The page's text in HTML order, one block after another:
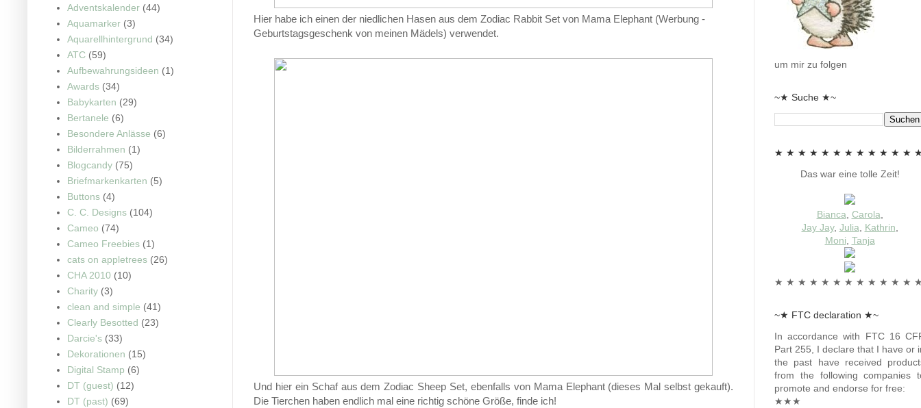
Hier habe ich einen der niedlichen Hasen aus dem Zodiac Rabbit Set von Mama Elephant (Werbung -
Geburtstagsgeschenk von meinen Mädels) verwendet.
Und hier ein Schaf aus dem Zodiac Sheep Set, ebenfalls von Mama Elephant (dieses Mal selbst gekauft).
Die Tierchen haben endlich mal eine richtig schöne Größe, finde ich!
Adventskalender (44)
Aquamarker (3)
Aquarellhintergrund (34)
ATC (59)
Aufbewahrungsideen (1)
Awards (34)
Babykarten (29)
Bertanele (6)
Besondere Anlässe (6)
Bilderrahmen (1)
Blogcandy (75)
Briefmarkenkarten (5)
Buttons (4)
C. C. Designs (104)
Cameo (74)
Cameo Freebies (1)
cats on appletrees (26)
CHA 2010 (10)
Charity (3)
clean and simple (41)
Clearly Besotted (23)
Darcie's (33)
Dekorationen (15)
Digital Stamp (6)
DT (guest) (12)
DT (past) (69)
um mir zu folgen
~★ Suche ★~
★ ★ ★ ★ ★ ★ ★ ★ ★ ★ ★ ★
Das war eine tolle Zeit!
Bianca, Carola,
Jay Jay, Julia, Kathrin,
Moni, Tanja
★ ★ ★ ★ ★ ★ ★ ★ ★ ★ ★ ★
~★ FTC declaration ★~
In accordance with FTC 16
Part 255, I declare that I have or
the past have received
from the following companies
promote and endorse for free:
★★★